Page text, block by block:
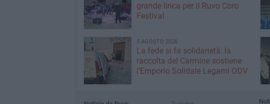
grande lirica per il Ruvo Coro
Festival
5 AGOSTO 2026
La fede si fa solidarietà: la
raccolta del Carmine sostiene
l’Emporio Solidale Legami ODV